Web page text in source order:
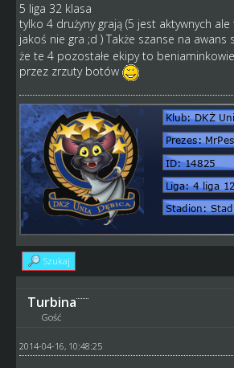
5 liga 32 klasa
tylko 4 drużyny grają (5 jest aktywnych
jakoś nie gra ;d ) Także szanse na awans
że te 4 pozostałe ekipy to
przez zrzuty botów
Szukaj
Turbina
Gość
2014-04-16, 10:48:25